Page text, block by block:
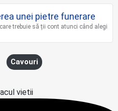
unei pietre funerare
trebuie să ții cont atunci când alegi
Cavouri